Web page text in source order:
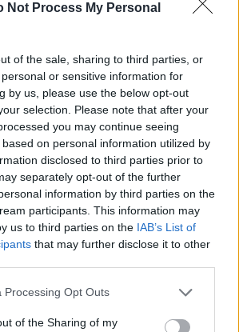
Not Process My Personal
of the sale, sharing to third parties, or
or sensitive information for
by us, please use the below opt-out
selection. Please note that after your
you may continue seeing
on personal information utilized by
disclosed to third parties prior to
separately opt-out of the further
information by third parties on the
participants. This information may
us to third parties on the IAB’s List of
that may further disclose it to other
website/app uses one or more Google
or usage behaviour. You may click to
Processing Opt Outs
of the Sharing of my
προθεσμία για τον 12ο
διαδικασιών από Άρειο
γιατί βρέθηκε ένας σουγιάς
- Αναζητείται και 13ος
ο συνήγορος της οικογένειας του